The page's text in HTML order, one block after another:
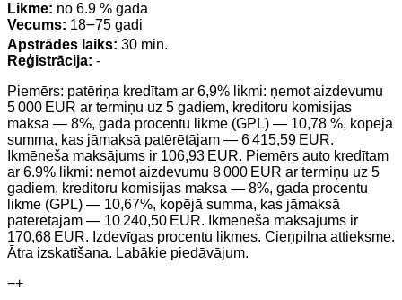
Likme: no 6.9 % gadā
Vecums: 18౼75 gadi
Apstrādes laiks: 30 min.
Reģistrācija: -
Piemērs: patēriņa kredītam ar 6,9% likmi: ņemot aizdevumu
5 000 EUR ar termiņu uz 5 gadiem, kreditoru komisijas
maksa — 8%, gada procentu likme (GPL) — 10,78 %, kopējā
summa, kas jāmaksā patērētājam — 6 415,59 EUR.
Ikmēneša maksājums ir 106,93 EUR. Piemērs auto kredītam
ar 6.9% likmi: ņemot aizdevumu 8 000 EUR ar termiņu uz 5
gadiem, kreditoru komisijas maksa — 8%, gada procentu
likme (GPL) — 10,67%, kopējā summa, kas jāmaksā
patērētājam — 10 240,50 EUR. Ikmēneša maksājums ir
170,68 EUR. Izdevīgas procentu likmes. Cieņpilna attieksme.
Ātra izskatīšana. Labākie piedāvājum.
−+